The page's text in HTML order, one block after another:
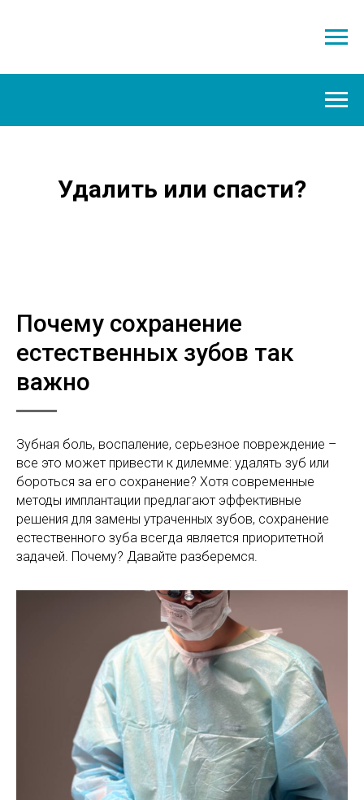
Удалить или спасти?
Почему сохранение
естественных зубов так
важно
Зубная боль, воспаление, серьезное повреждение –
все это может привести к дилемме: удалять зуб или
бороться за его сохранение? Хотя современные
методы имплантации предлагают эффективные
решения для замены утраченных зубов, сохранение
естественного зуба всегда является приоритетной
задачей. Почему? Давайте разберемся.